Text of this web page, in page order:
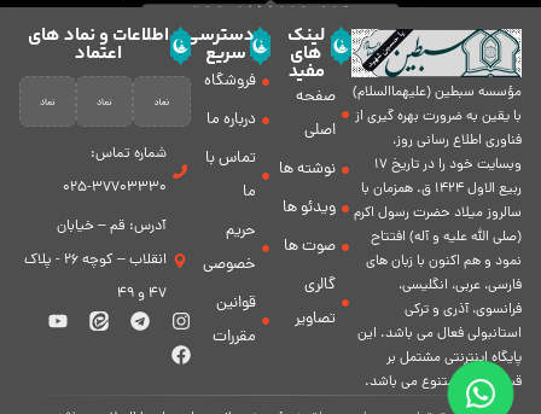
مؤسسه سبطين (عليهماالسلام)
با يقين به ضرورت بهره گیرى از
فناورى اطلاع رسانى روز،
وبسایت خود را در تاريخ 17
ربيع الاول 1424 ق. همزمان با
سالروز ميلاد حضرت رسول اكرم
(صلی الله علیه و آله) افتتاح
نمود و هم اكنون با زبان های
فارسی، عربى، انگلیسی،
فرانسوی، آذری و ترکی
استانبولی فعال مى باشد. اين
پايگاه اينترنتى مشتمل بر
قسمت هاى متنوع مى باشد.
لینک
های
مفید
صفحه
اصلی
نوشته ها
ویدئو ها
صوت ها
گالری
تصاویر
دسترسی
سریع
فروشگاه
درباره ما
تماس با
ما
حریم
خصوصی
قوانین
مقررات
اطلاعات و نماد های
اعتماد
شماره تماس:
37703330-025
آدرس: قم – خیابان
انقلاب – کوچه 26 - پلاک
47 و 49